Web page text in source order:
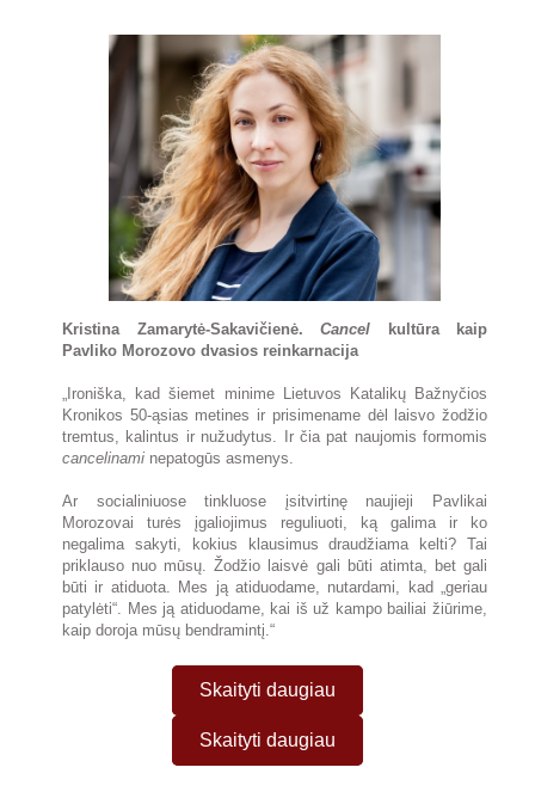
Kristina Zamarytė-Sakavičienė. Cancel kultūra kaip
Pavliko Morozovo dvasios reinkarnacija
„Ironiška, kad šiemet minime Lietuvos Katalikų Bažnyčios
Kronikos 50-ąsias metines ir prisimename dėl laisvo žodžio
tremtus, kalintus ir nužudytus. Ir čia pat naujomis formomis
cancelinami nepatogūs asmenys.
Ar socialiniuose tinkluose įsitvirtinę naujieji Pavlikai
Morozovai turės įgaliojimus reguliuoti, ką galima ir ko
negalima sakyti, kokius klausimus draudžiama kelti? Tai
priklauso nuo mūsų. Žodžio laisvė gali būti atimta, bet gali
būti ir atiduota. Mes ją atiduodame, nutardami, kad „geriau
patylėti“. Mes ją atiduodame, kai iš už kampo bailiai žiūrime,
kaip doroja mūsų bendramintį.“
Skaityti daugiau
Skaityti daugiau